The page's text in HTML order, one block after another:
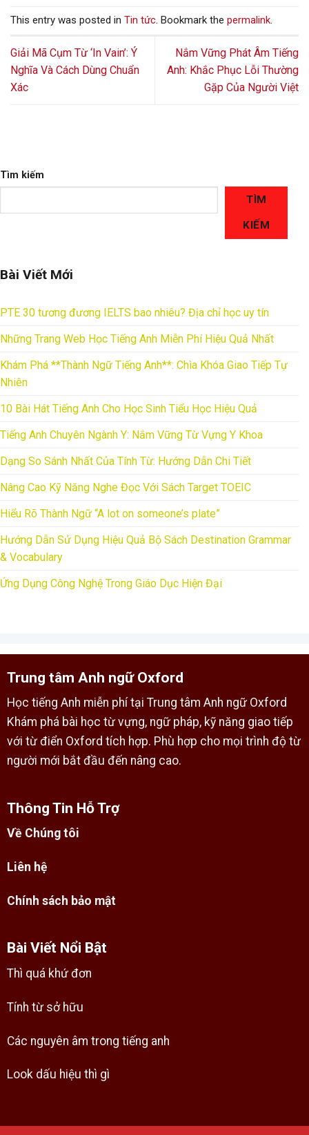
This entry was posted in Tin tức. Bookmark the permalink.
Giải Mã Cụm Từ ‘In Vain’: Ý
Nghĩa Và Cách Dùng Chuẩn
Xác
Nắm Vững Phát Âm Tiếng
Anh: Khắc Phục Lỗi Thường
Gặp Của Người Việt
Tìm kiếm
TÌM
KIẾM
Bài Viết Mới
PTE 30 tương đương IELTS bao nhiêu? Địa chỉ học uy tín
Những Trang Web Học Tiếng Anh Miễn Phí Hiệu Quả Nhất
Khám Phá **Thành Ngữ Tiếng Anh**: Chìa Khóa Giao Tiếp Tự
Nhiên
10 Bài Hát Tiếng Anh Cho Học Sinh Tiểu Học Hiệu Quả
Tiếng Anh Chuyên Ngành Y: Nắm Vững Từ Vựng Y Khoa
Dạng So Sánh Nhất Của Tính Từ: Hướng Dẫn Chi Tiết
Nâng Cao Kỹ Năng Nghe Đọc Với Sách Target TOEIC
Hiểu Rõ Thành Ngữ “A lot on someone’s plate”
Hướng Dẫn Sử Dụng Hiệu Quả Bộ Sách Destination Grammar
& Vocabulary
Ứng Dụng Công Nghệ Trong Giáo Dục Hiện Đại
Trung tâm Anh ngữ Oxford
Học tiếng Anh miễn phí tại Trung tâm Anh ngữ Oxford
Khám phá bài học từ vựng, ngữ pháp, kỹ năng giao tiếp
với từ điển Oxford tích hợp. Phù hợp cho mọi trình độ từ
người mới bắt đầu đến nâng cao.
Thông Tin Hỗ Trợ
Về Chúng tôi
Liên hệ
Chính sách bảo mật
Bài Viết Nổi Bật
Thì quá khứ đơn
Tính từ sở hữu
Các nguyên âm trong tiếng anh
Look dấu hiệu thì gì